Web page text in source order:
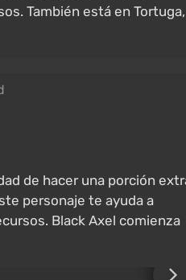
También está en Tortuga,
de hacer una porción
personaje te ayuda a
Black Axel comienza